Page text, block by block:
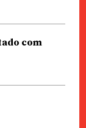
com